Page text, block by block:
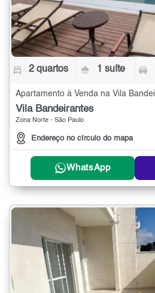
2 quartos 1 suíte
Vila Bandeirantes
Zona Norte - São Paulo
Endereço no círculo do mapa
WhatsApp